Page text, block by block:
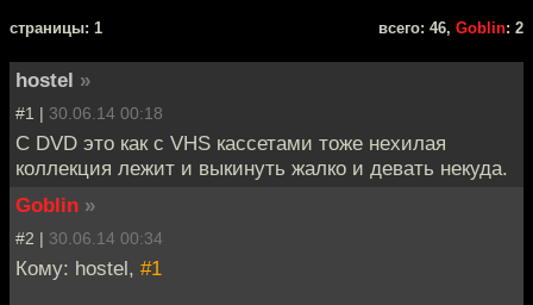
cтраницы: 1 всего: 46, Goblin: 2
hostel »
#1 | 30.06.14 00:18
C DVD это как с VHS кассетами тоже нехилая
коллекция лежит и выкинуть жалко и девать некуда.
Goblin »
#2 | 30.06.14 00:34
Кому: hostel, #1